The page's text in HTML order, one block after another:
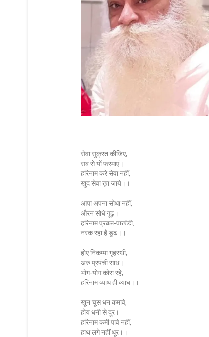
सेवा सुक्रत कीजिए,
सब से यों फरमाएं।
हरिनाम करे सेवा नहीं,
खुद सेवा ख़ा जाये।।
आपा अपना सोधा नहीं,
औरन सोधे गूढ़।
हरिनाम प्रबल-पाखंडी,
नरक रहा है डूढ।।
होए निकम्मा गृहस्थी,
अरु प्रपंची साध।
भोग-योग कोरा रहे,
हरिनाम व्याध ही व्याध।।
खून चूस धन कमावे,
होय धनी से दूर।
हरिनाम कमी पावे नहीं,
हाथ लगे नहीं धूर।।